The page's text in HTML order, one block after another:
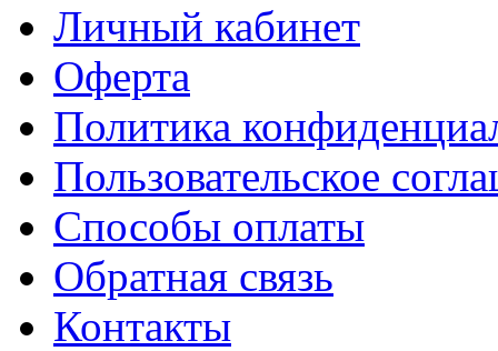
Личный кабинет
Оферта
Политика
Пользовательское
Способы оплаты
Обратная связь
Контакты